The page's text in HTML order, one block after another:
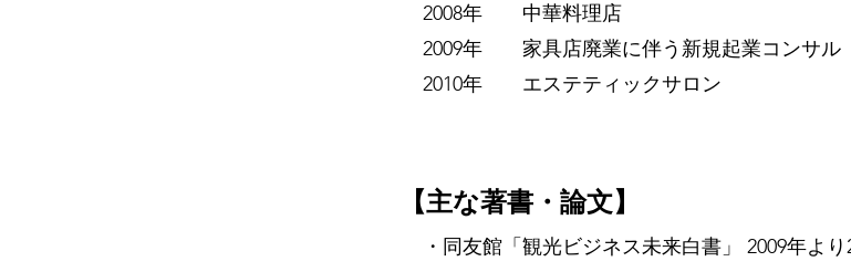
2008年 中華料理店
2009年 家具店廃業に伴う新規起業コンサル
2010年 エステティックサロン
【主な著書・論文】
・同友館「観光ビジネス未来白書」 2009年よ